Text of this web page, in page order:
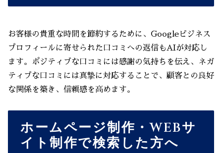
お客様の貴重な時間を節約するために、Googleビジネス
プロフィールに寄せられた口コミへの返信もAIが対応し
ます。ポジティブな口コミには感謝の気持ちを伝え、ネガ
ティブな口コミには真摯に対応することで、顧客との良好
な関係を築き、信頼感を高めます。
ホームページ制作・WEBサ
イト制作で検索した方へ